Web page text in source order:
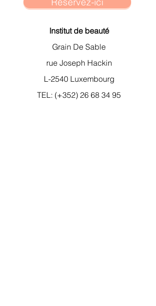
Institut de beauté
Grain De Sable
rue Joseph Hackin
L-2540 Luxembourg
TEL: (+352) 26 68 34 95